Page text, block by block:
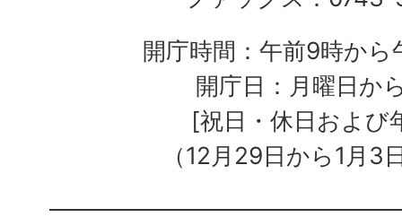
開庁時間：午前9時か
開庁日：月曜日か
[祝日・休日および
（12月29日から1月3